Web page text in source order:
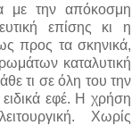
με την απόκοσμη
επίσης κι η
προς τα σκηνικά,
καταλυτική
τι σε όλη του την
εφέ. Η χρήση
Χωρίς